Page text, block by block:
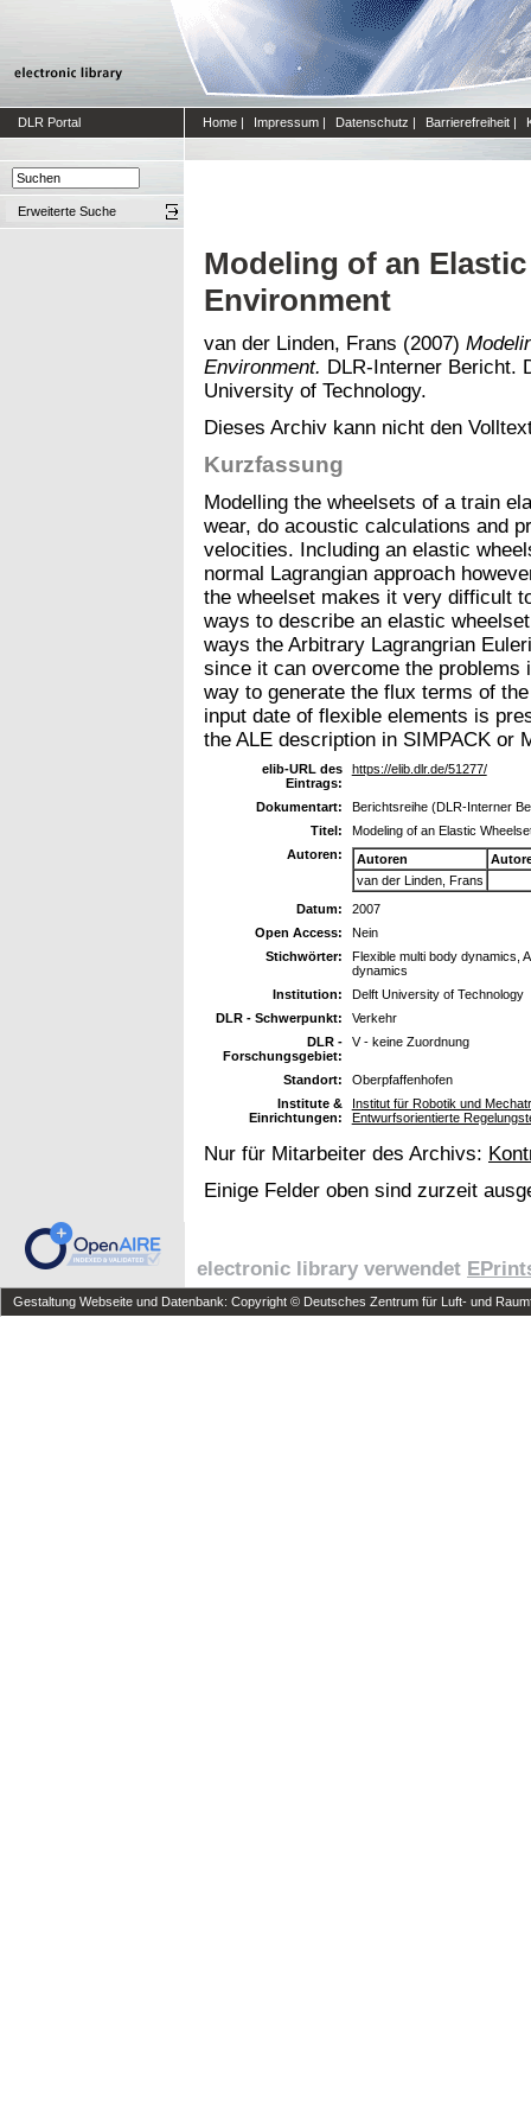
DLR Portal Home | Impressum | Datenschutz | Barrierefreiheit |
Erweiterte Suche
Modeling of an
Environment
van der Linden, Frans (2007)
Environment. DLR-Interner Bericht.
University of Technology.
Dieses Archiv kann nicht den
Kurzfassung
Modelling the wheelsets of a train
wear, do acoustic calculations and
velocities. Including an elastic
normal Lagrangian approach
the wheelset makes it very difficult
ways to describe an elastic
ways the Arbitrary Lagrangrian
since it can overcome the problems
way to generate the flux terms of
input date of flexible elements is
the ALE description in SIMPACK or
elib-URL des
Eintrags:
https://elib.dlr.de/51277/
Dokumentart:
Berichtsreihe (DLR-Interner
Titel:
Modeling of an Elastic
Autoren:
Autoren
van der Linden, Frans
Datum:
2007
Open Access:
Nein
Stichwörter:
Flexible multi body dynamics,
dynamics
Institution:
Delft University of Technology
DLR - Schwerpunkt:
Verkehr
DLR -
Forschungsgebiet:
V - keine Zuordnung
Standort:
Oberpfaffenhofen
Institute &
Einrichtungen:
Institut für Robotik und
Entwurfsorientierte
Nur für Mitarbeiter des Archivs:
Einige Felder oben sind zurzeit
electronic library verwendet
Gestaltung Webseite und Datenbank: Copyright © Deutsches Zentrum für Luft- und